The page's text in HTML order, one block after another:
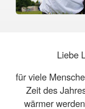
Liebe
für viele
Zeit des
wärmer